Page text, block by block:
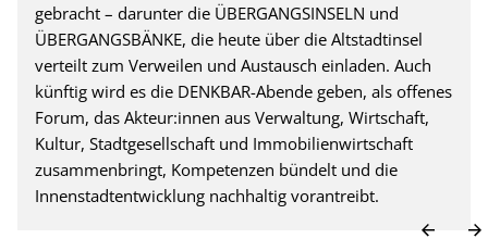
gebracht – darunter die ÜBERGANGSINSELN und
ÜBERGANGSBÄNKE, die heute über die Altstadtinsel
verteilt zum Verweilen und Austausch einladen. Auch
künftig wird es die DENKBAR-Abende geben, als offenes
Forum, das Akteur:innen aus Verwaltung, Wirtschaft,
Kultur, Stadtgesellschaft und Immobilienwirtschaft
zusammenbringt, Kompetenzen bündelt und die
Innenstadtentwicklung nachhaltig vorantreibt.